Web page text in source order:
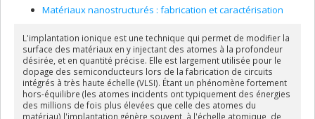
Matériaux nanostructurés : fabrication et caractérisation
L'implantation ionique est une technique qui permet de modifier la
surface des matériaux en y injectant des atomes à la profondeur
désirée, et en quantité précise. Elle est largement utilisée pour le
dopage des semiconducteurs lors de la fabrication de circuits
intégrés à très haute échelle (VLSI). Étant un phénomène fortement
hors-équilibre (les atomes incidents ont typiquement des énergies
des millions de fois plus élevées que celle des atomes du
matériau) l'implantation génère souvent, à l'échelle atomique, de